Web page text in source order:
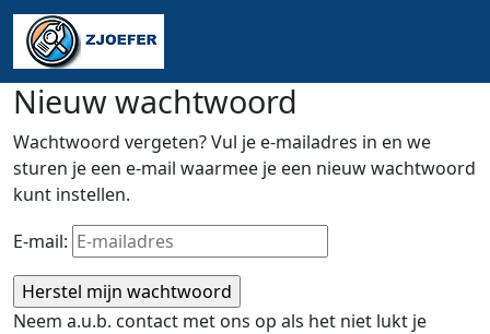
Nieuw wachtwoord
Wachtwoord vergeten? Vul je e-mailadres in en we
sturen je een e-mail waarmee je een nieuw wachtwoord
kunt instellen.
E-mail:
Neem a.u.b. contact met ons op als het niet lukt je